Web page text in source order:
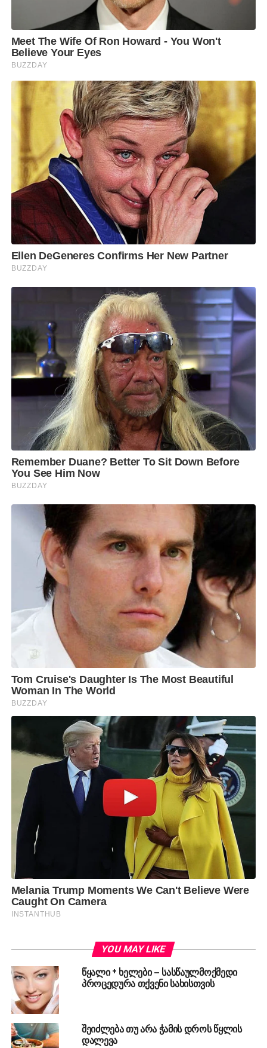
YOU MAY LIKE
წყალი + ხელები – სასწაულმოქმედი
პროცედურა თქვენი სახისთვის
შეიძლება თუ არა ჭამის დროს წყლის
დალევა